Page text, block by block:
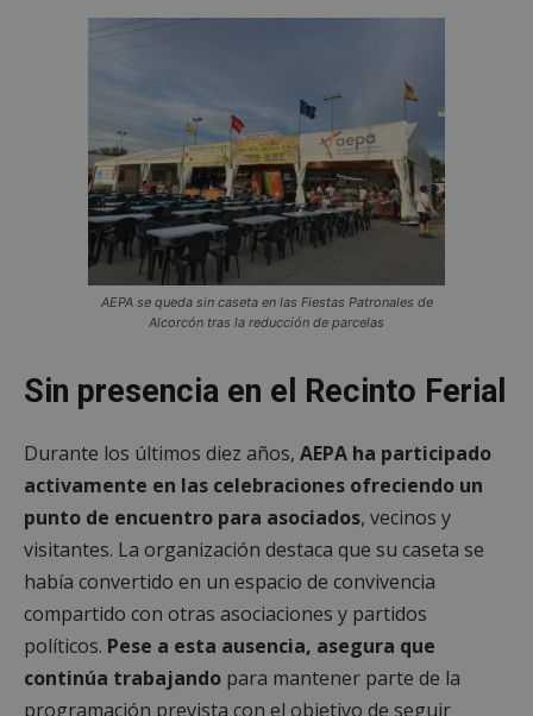
AEPA se queda sin caseta en las Fiestas Patronales de
Alcorcón tras la reducción de parcelas
Sin presencia en el Recinto Ferial
Durante los últimos diez años, AEPA ha participado
activamente en las celebraciones ofreciendo un
punto de encuentro para asociados, vecinos y
visitantes. La organización destaca que su caseta se
había convertido en un espacio de convivencia
compartido con otras asociaciones y partidos
políticos. Pese a esta ausencia, asegura que
continúa trabajando para mantener parte de la
programación prevista con el objetivo de seguir